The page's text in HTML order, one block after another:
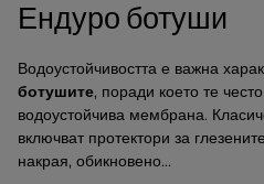
Ендуро ботуши
Водоустойчивостта е важна
ботушите, поради което те
водоустойчива мембрана.
включват протектори за
накрая, обикновено...